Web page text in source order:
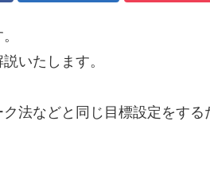
いたします。
法などと同じ目標設定をする